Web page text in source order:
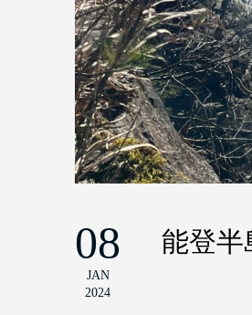
08
JAN
2024
能登半